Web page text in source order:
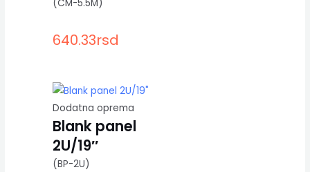
(CM-5.5M)
640.33rsd
Dodatna oprema
Blank panel
2U/19″
(BP-2U)